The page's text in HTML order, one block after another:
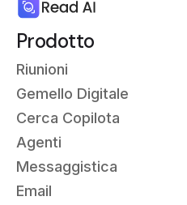
Prodotto
Riunioni
Gemello Digitale
Cerca Copilota
Agenti
Messaggistica
Email